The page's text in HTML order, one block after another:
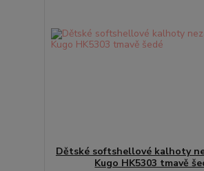
Dětské softshellové kalhoty
Kugo HK5303 tmavě